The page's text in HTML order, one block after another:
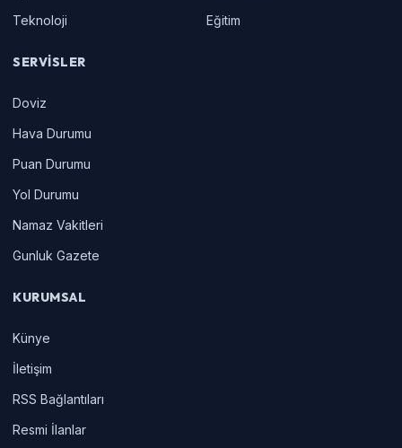
Teknoloji
Eğitim
SERVISLER
Doviz
Hava Durumu
Puan Durumu
Yol Durumu
Namaz Vakitleri
Gunluk Gazete
KURUMSAL
Künye
İletişim
RSS Bağlantıları
Resmi İlanlar